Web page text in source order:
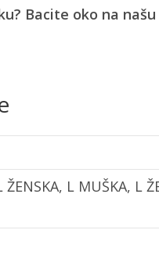
Bacite oko na našu
ŽENSKA, L MUŠKA, L